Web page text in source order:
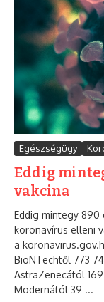
Egészségügy
Eddig
vakcina
Eddig mintegy
koronavírus elleni
a
BioNTechtől 773
AstraZenecától
Modernától 39 ...